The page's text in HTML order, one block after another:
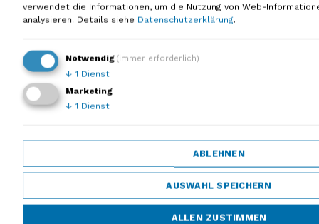
verwendet die Informationen, um die Nutzung von Web-
analysieren. Details siehe Datenschutzerklärung.
Notwendig (immer erforderlich)
↓ 1 Dienst
Marketing
↓ 1 Dienst
ABLEHNEN
AUSWAHL SPEICHERN
ALLEN ZUSTIMMEN